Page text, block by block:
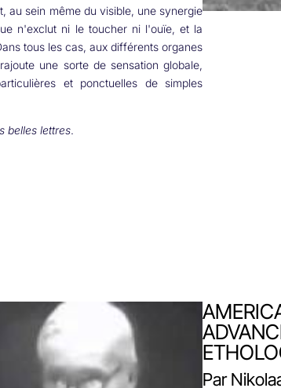
au sein même du visible, une synergie
n'exclut ni le toucher ni l'ouïe, et la
tous les cas, aux différents organes
une sorte de sensation globale,
et ponctuelles de simples
belles lettres.
Par